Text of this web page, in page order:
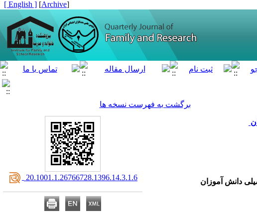
[
Archive
]
[ English ]
برگشت به فهرست نسخه ها
دانش آموزان ‎ 20.1001.1.26766728.1396.14.3.1.6